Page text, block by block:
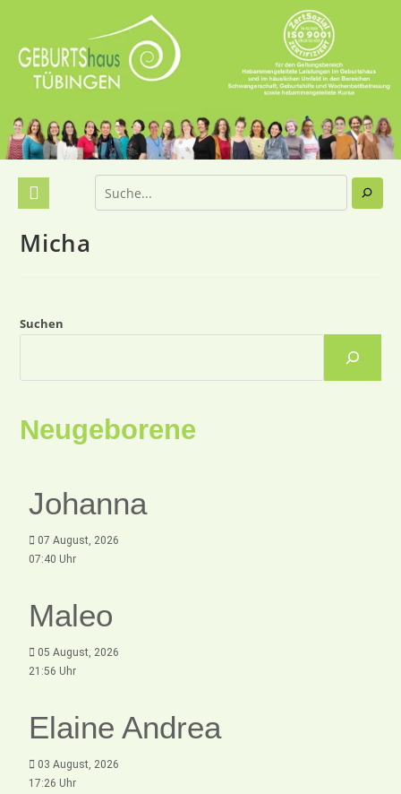
Micha
Suchen
Neugeborene
Johanna
07 August, 2026
07:40 Uhr
Maleo
05 August, 2026
21:56 Uhr
Elaine Andrea
03 August, 2026
17:26 Uhr